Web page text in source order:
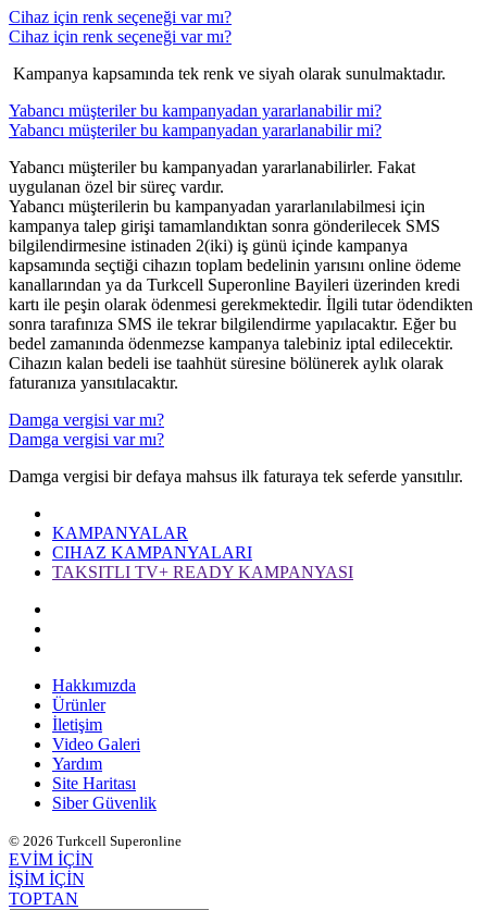
Cihaz için renk seçeneği var mı?
Cihaz için renk seçeneği var mı?
​ Kampanya kapsamında tek renk ve siyah olarak sunulmaktadır.​
​Yabancı müşteriler bu kampanyadan yararlanabilir mi?
​Yabancı müşteriler bu kampanyadan yararlanabilir mi?
Yabancı müşteriler bu kampanyadan yararlanabilirler. Fakat
uygulanan özel bir süreç vardır.
Yabancı müşterilerin bu kampanyadan yararlanılabilmesi için
kampanya talep girişi tamamlandıktan sonra gönderilecek SMS
bilgilendirmesine istinaden 2(iki) iş günü içinde kampanya
kapsamında seçtiği cihazın toplam bedelinin yarısını online ödeme
kanallarından ya da Turkcell Superonline Bayileri üzerinden kredi
kartı ile peşin olarak ödenmesi gerekmektedir. İlgili tutar ödendikten
sonra tarafınıza SMS ile tekrar bilgilendirme yapılacaktır. Eğer bu
bedel zamanında ödenmezse kampanya talebiniz iptal edilecektir.
Cihazın kalan bedeli ise taahhüt süresine bölünerek aylık olarak
faturanıza yansıtılacaktır.
Damga vergisi var mı?
Damga vergisi var mı?
​Damga vergisi bir defaya mahsus ilk faturaya tek seferde yansıtılır.​
KAMPANYALAR
CIHAZ KAMPANYALARI
TAKSITLI TV+ READY KAMPANYASI
Hakkımızda
Ürünler
İletişim
Video Galeri
Yardım
Site Haritası
Siber Güvenlik
© 2026 Turkcell Superonline
EVİM İÇİN
İŞİM İÇİN
TOPTAN